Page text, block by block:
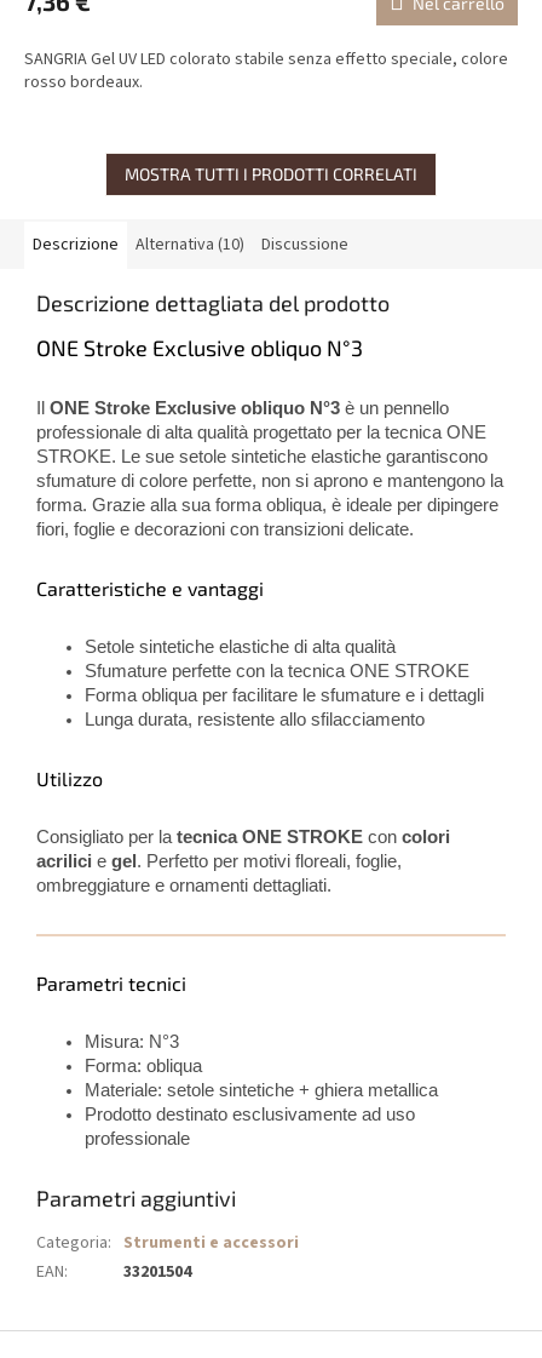
SANGRIA Gel UV LED colorato stabile senza effetto speciale, colore
rosso bordeaux.
MOSTRA TUTTI I PRODOTTI CORRELATI
Descrizione Alternativa (10) Discussione
Descrizione dettagliata del prodotto
ONE Stroke Exclusive obliquo N°3
ONE Stroke Exclusive obliquo N°3 è un pennello
professionale di alta qualità progettato per la tecnica ONE
STROKE. Le sue setole sintetiche elastiche garantiscono
sfumature di colore perfette, non si aprono e mantengono la
forma. Grazie alla sua forma obliqua, è ideale per dipingere
fiori, foglie e decorazioni con transizioni delicate.
Caratteristiche e vantaggi
Setole sintetiche elastiche di alta qualità
Sfumature perfette con la tecnica ONE STROKE
Forma obliqua per facilitare le sfumature e i dettagli
Lunga durata, resistente allo sfilacciamento
Utilizzo
Consigliato per la tecnica ONE STROKE con colori
acrilici e gel . Perfetto per motivi floreali, foglie,
ombreggiature e ornamenti dettagliati.
Parametri tecnici
Misura: N°3
Forma: obliqua
Materiale: setole sintetiche + ghiera metallica
Prodotto destinato esclusivamente ad uso
professionale
Parametri aggiuntivi
Categoria: Strumenti e accessori
EAN: 33201504